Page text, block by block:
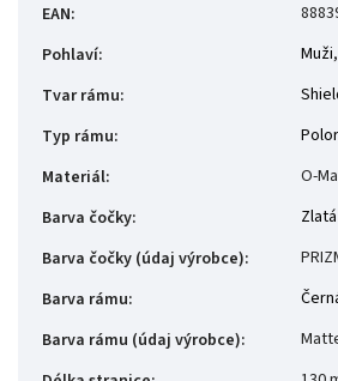
EAN:
Pohlaví: Muži,
Tvar rámu:
Typ rámu:
Materiál:
O-
Barva čočky:
Zlatá
Barva čočky (údaj výrobce):
Barva rámu:
Barva rámu (údaj výrobce):